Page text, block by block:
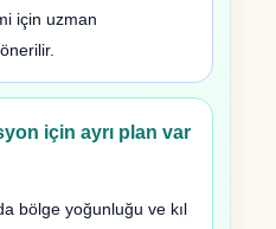
için uzman
için ayrı plan var
bölge yoğunluğu ve kıl